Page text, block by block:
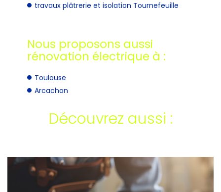
travaux plâtrerie et isolation Tournefeuille
Nous proposons aussi
rénovation électrique à :
Toulouse
Arcachon
Découvrez aussi :